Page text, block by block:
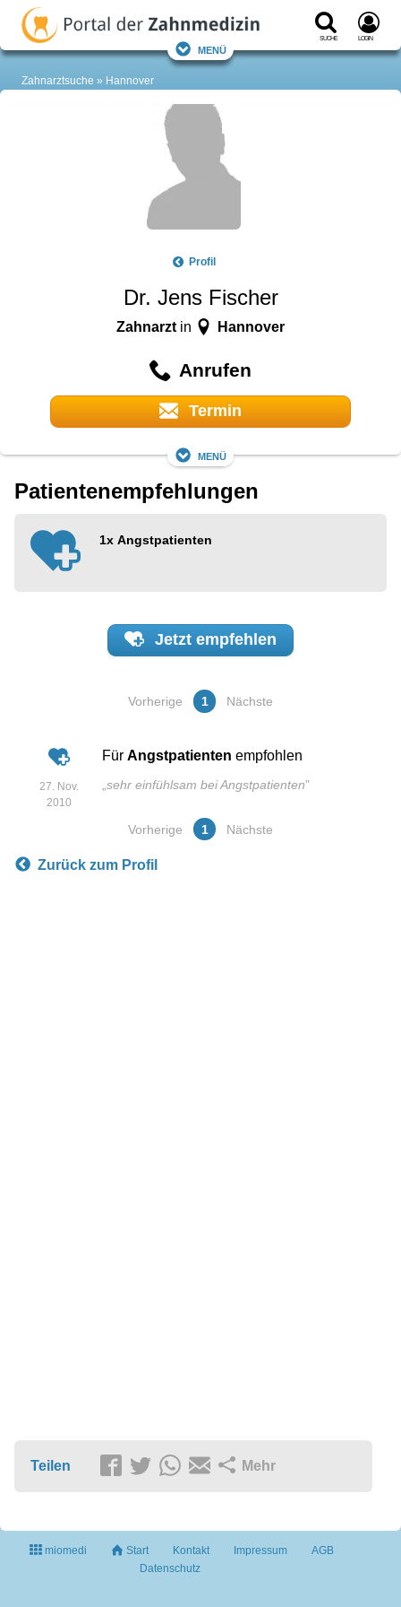
Suche Login
Menü
Zahnarztsuche Hannover
Profil
Dr. Jens Fischer
Zahnarztin Hannover
Anrufen
Termin
Menü
Patientenempfehlungen
1x Angstpatienten
Jetzt empfehlen
Vorherige 1 Nächste
27. Nov.
2010
Für Angstpatienten empfohlen
sehr einfühlsam bei Angstpatienten”
Vorherige 1 Nächste
Zurück zum Profil
Teilen Mehr
miomedi Start Kontakt Impressum
AGB
Datenschutz